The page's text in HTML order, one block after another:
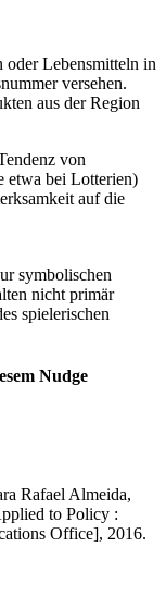
Lebensmitteln in
versehen.
aus der Region
von
etwa bei Lotterien)
auf die
symbolischen
nicht primär
spielerischen
Nudge
Rafael Almeida,
to Policy :
Office], 2016.